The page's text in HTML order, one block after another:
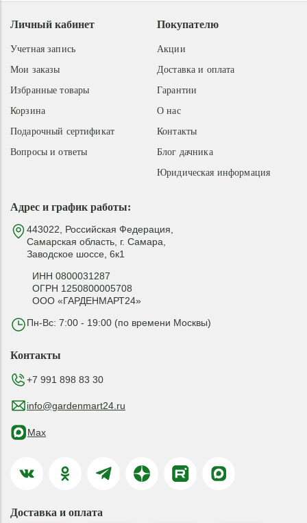
Адрес и график работы:
443022, Российская Федерация,
Самарская область, г. Самара,
Заводское шоссе, 6к1
ИНН 0800031287
ОГРН 1250800005708
ООО «ГАРДЕНМАРТ24»
Пн-Вс: 7:00 - 19:00 (по времени Москвы)
Покупателю
Акции
Доставка и оплата
Гарантии
О нас
Контакты
Блог дачника
Юридическая информация
Личный кабинет
Учетная запись
Мои заказы
Избранные товары
Корзина
Подарочный сертификат
Вопросы и ответы
Контакты
+7 991 898 83 30
info@gardenmart24.ru
Max
Доставка и оплата